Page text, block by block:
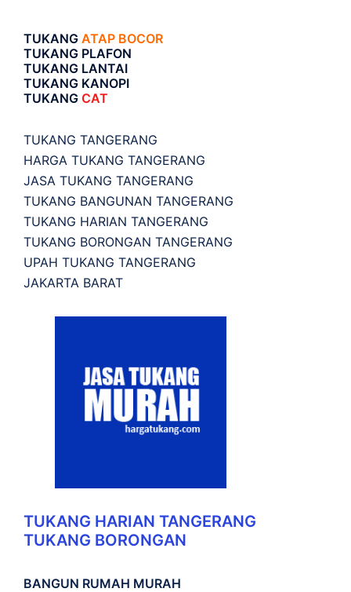
TUKANG ATAP BOCOR
TUKANG PLAFON
TUKANG LANTAI
TUKANG KANOPI
TUKANG CAT
TUKANG TANGERANG
HARGA TUKANG TANGERANG
JASA TUKANG TANGERANG
TUKANG BANGUNAN TANGERANG
TUKANG HARIAN TANGERANG
TUKANG BORONGAN TANGERANG
UPAH TUKANG TANGERANG
JAKARTA BARAT
TUKANG HARIAN TANGERANG
TUKANG BORONGAN
BANGUN RUMAH MURAH